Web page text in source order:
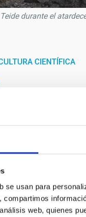
se usan para
compartimos
web, quienes
durante el
CIENTÍFICA